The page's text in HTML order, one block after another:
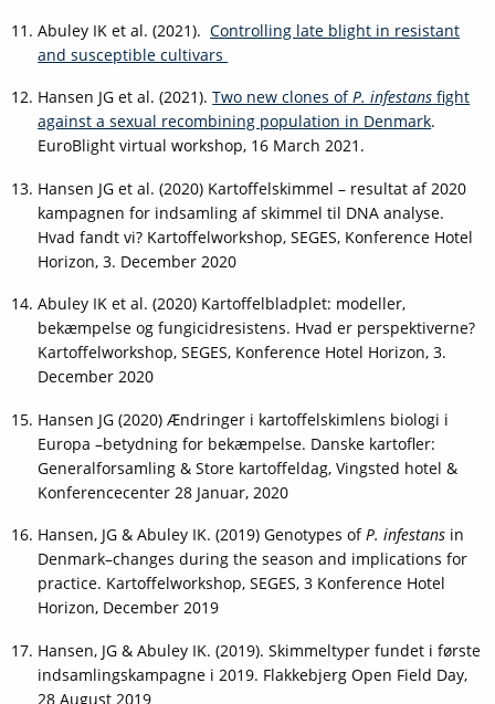
Abuley IK et al. (2021).Controlling late blight in resistant
and susceptible cultivars
Hansen JG et al. (2021).Two new clones ofP. infestans fight
against a sexual recombining population in Denmark.
EuroBlight virtual workshop, 16 March 2021.
Hansen JG et al. (2020) Kartoffelskimmel – resultat af 2020
kampagnen for indsamling af skimmel til DNA analyse.
Hvad fandt vi? Kartoffelworkshop, SEGES, Konference Hotel
Horizon, 3. December 2020
Abuley IK et al. (2020) Kartoffelbladplet: modeller,
bekæmpelse og fungicidresistens. Hvad er perspektiverne?
Kartoffelworkshop, SEGES, Konference Hotel Horizon, 3.
December 2020
Hansen JG (2020) Ændringer i kartoffelskimlens biologi i
Europa –betydning for bekæmpelse. Danske kartofler:
Generalforsamling & Store kartoffeldag, Vingsted hotel &
Konferencecenter 28 Januar, 2020
Hansen, JG & Abuley IK. (2019) Genotypes ofP. infestans in
Denmark–changes during the season and implications for
practice. Kartoffelworkshop, SEGES, 3 Konference Hotel
Horizon, December 2019
Hansen, JG & Abuley IK. (2019). Skimmeltyper fundet i første
indsamlingskampagne i 2019. Flakkebjerg Open Field Day,
28 August 2019